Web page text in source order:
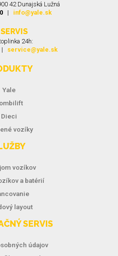
42 Dunajská Lužná
| info@yale.sk
SERVIS
24h:
| service@yale.sk
Yale
Dieci
vozíky
vozíkov
a batérií
layout
SERVIS
údajov